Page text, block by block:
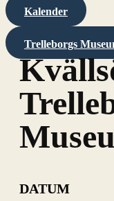
Kalender
Trelleborgs
DATUM